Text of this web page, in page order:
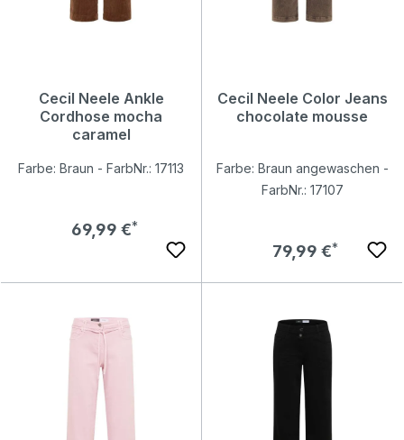
Cecil Neele Ankle
Cordhose mocha
caramel
Farbe: Braun - FarbNr.: 17113
Regulärer Preis:
69,99 €
Cecil Neele Color Jeans
chocolate mousse
Farbe: Braun angewaschen -
FarbNr.: 17107
Regulärer Preis:
79,99 €